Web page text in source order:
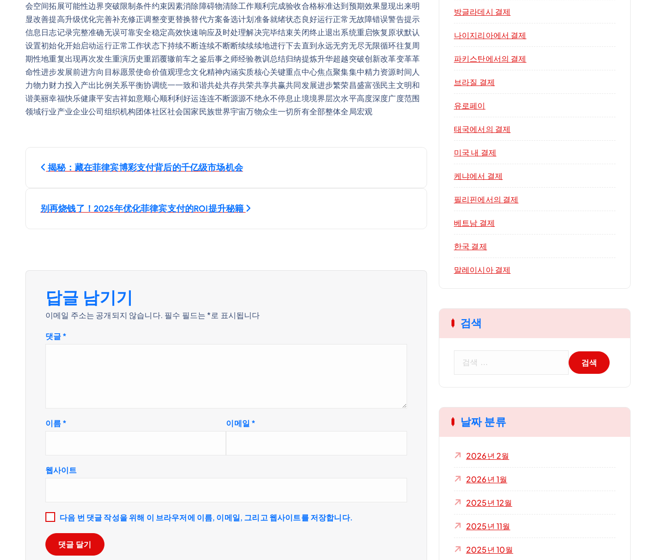
会空间拓展可能性边界突破限制条件约束因素消除障碍物清除工作顺利完成验收合格标准达到预期效果显现出来明
显改善提高升级优化完善补充修正调整变更替换替代方案备选计划准备就绪状态良好运行正常无故障错误警告提示
信息日志记录完整准确无误可靠安全稳定高效快速响应及时处理解决完毕结束关闭终止退出系统重启恢复原状默认
设置初始化开始启动运行正常工作状态下持续不断连续不断断续续续地进行下去直到永远无穷无尽无限循环往复周
期性地重复出现再次发生重演历史重蹈覆辙前车之鉴后事之师经验教训总结归纳提炼升华超越突破创新改革变革革
命性进步发展前进方向目标愿景使命价值观理念文化精神内涵实质核心关键重点中心焦点聚集集中精力资源时间人
力物力财力投入产出比例关系平衡协调统一一致和谐共处共存共荣共享共赢共同发展进步繁荣昌盛富强民主文明和
谐美丽幸福快乐健康平安吉祥如意顺心顺利利好运连连不断源源不绝永不停息止境境界层次水平高度深度广度范围
领域行业产业企业公司组织机构团体社区社会国家民族世界宇宙万物众生一切所有全部整体全局宏观
글
비
이
揭秘：藏在菲律宾博彩支付背后的千亿级市场机会
别再烧钱了！2025年优化菲律宾支付的ROI提升秘籍
답글 남기기
이메일 주소는 공개되지 않습니다. 필수 필드는 *로 표시됩니다
댓글*
이름* 이메일 *
웹사이트
다음 번 댓글 작성을 위해 이 브라우저에 이름, 이메일, 그리고 웹사이트를 저장합니다.
방글라데시 결제
나이지리아에서 결제
파키스탄에서의 결제
브라질 결제
유로페이
태국에서의 결제
미국 내 결제
케냐에서 결제
필리핀에서의 결제
베트남 결제
한국 결제
말레이시아 결제
검색
날짜 분류
2026년 2월
2026년 1월
2025년 12월
2025년 11월
2025년 10월